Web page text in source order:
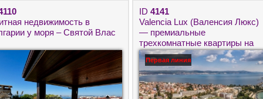
недвижимость в
у моря – Святой Влас
ID 4141
Valencia Lux (Валенсия Люкс)
— премиальные
трехкомнатные квартиры на
первой линии в Несебре
Первая линия